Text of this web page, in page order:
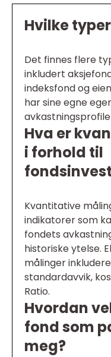
Hvilke
Det finnes flere
inkludert
indeksfond og
har sine egne
Hva er
i forhold til
Kvantitative
indikatorer som
fondets
historiske ytelse.
målinger
standardavvik,
Ratio.
Hvordan
fond som
meg?